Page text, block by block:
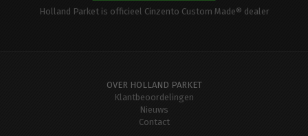
Holland Parket is officieel Cinzento Custom Made® dealer
OVER HOLLAND PARKET
Klantbeoordelingen
Nieuws
Contact